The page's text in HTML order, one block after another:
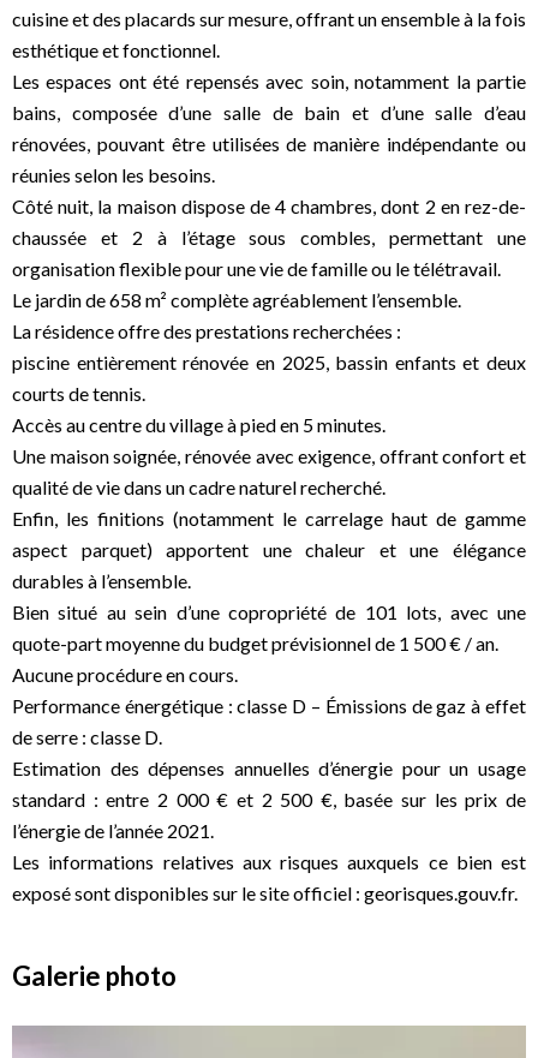
cuisine et des placards sur mesure, offrant un ensemble à la fois
esthétique et fonctionnel.
Les espaces ont été repensés avec soin, notamment la partie
bains, composée d’une salle de bain et d’une salle d’eau
rénovées, pouvant être utilisées de manière indépendante ou
réunies selon les besoins.
Côté nuit, la maison dispose de 4 chambres, dont 2 en rez-de-
chaussée et 2 à l’étage sous combles, permettant une
organisation flexible pour une vie de famille ou le télétravail.
Le jardin de 658 m² complète agréablement l’ensemble.
La résidence offre des prestations recherchées :
piscine entièrement rénovée en 2025, bassin enfants et deux
courts de tennis.
Accès au centre du village à pied en 5 minutes.
Une maison soignée, rénovée avec exigence, offrant confort et
qualité de vie dans un cadre naturel recherché.
Enfin, les finitions (notamment le carrelage haut de gamme
aspect parquet) apportent une chaleur et une élégance
durables à l’ensemble.
Bien situé au sein d’une copropriété de 101 lots, avec une
quote-part moyenne du budget prévisionnel de 1 500 € / an.
Aucune procédure en cours.
Performance énergétique : classe D – Émissions de gaz à effet
de serre : classe D.
Estimation des dépenses annuelles d’énergie pour un usage
standard : entre 2 000 € et 2 500 €, basée sur les prix de
l’énergie de l’année 2021.
Les informations relatives aux risques auxquels ce bien est
exposé sont disponibles sur le site officiel : georisques.gouv.fr.
Galerie photo